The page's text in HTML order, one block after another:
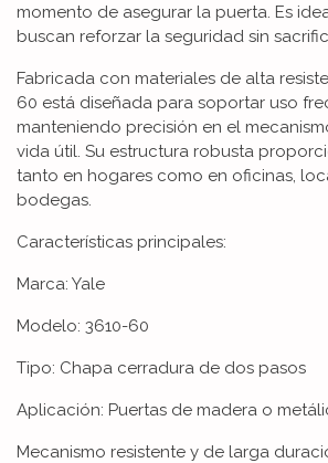
momento de asegurar la puerta. Es
buscan reforzar la seguridad sin
Fabricada con materiales de alta
60 está diseñada para soportar uso
manteniendo precisión en el
vida útil. Su estructura robusta
tanto en hogares como en oficinas,
bodegas.
Características principales:
Marca: Yale
Modelo: 3610-60
Tipo: Chapa cerradura de dos pasos
Aplicación: Puertas de madera o
Mecanismo resistente y de larga